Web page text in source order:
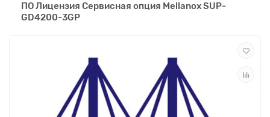
ПО Лицензия Сервисная опция Mellanox SUP-
GD4200-3GP